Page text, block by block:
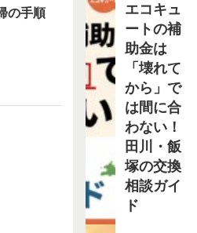
の手順
エコキュ
ートの補
助金は
「壊れて
から」で
は間に合
わない！
田川・飯
塚の交換
相談ガイ
ド